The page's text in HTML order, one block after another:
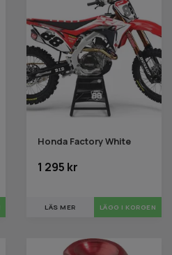
Honda Factory White
1 295 kr
LÄS MER LÄGG I KORGEN